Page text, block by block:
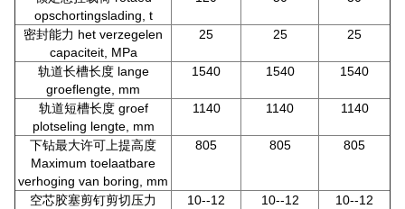
opschortingslading, t
密封能力 het verzegelen
capaciteit, MPa
25 25 25
轨道长槽长度 lange
groeflengte, mm
1540 1540 1540
轨道短槽长度 groef
plotseling lengte, mm
1140 1140 1140
下钻最大许可上提高度
Maximum toelaatbare
verhoging van boring, mm
805 805 805
空芯胶塞剪钉剪切压力
10--12 10--12 10--12